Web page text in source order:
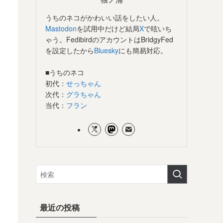
うちのネコがかわいい話をしたい人。
Mastodonを試用中だけど結局Xで呟いち
ゃう。FedibirdのアカウントはBridgyFed
を設定したからBlueskyにも簡易対応。
■うちのネコ
初代： せっちゃん
次代： グラちゃん
当代： フラン
最近の投稿